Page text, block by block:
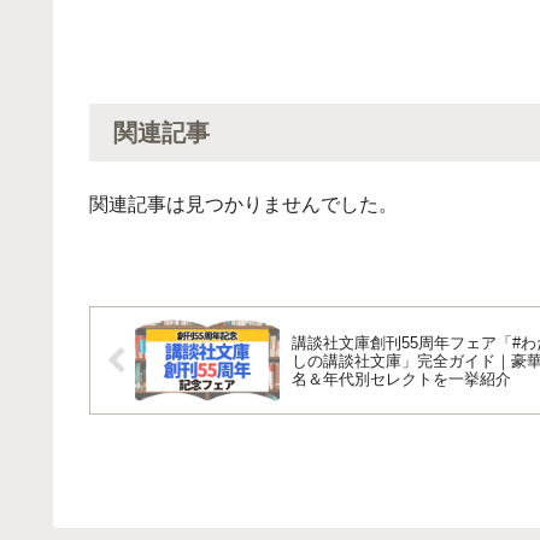
関連記事
関連記事は見つかりませんでした。
講談社文庫創刊55周年フェア「#わ
しの講談社文庫」完全ガイド｜豪
名＆年代別セレクトを一挙紹介